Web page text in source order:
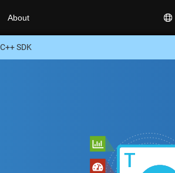
About
SDK